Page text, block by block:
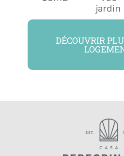
jardin
DÉCOUVRIR